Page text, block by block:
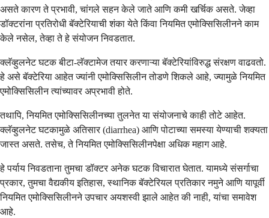
असते कारण ते प्रभावी, चांगले सहन केले जाते आणि कमी खर्चिक असते. जेव्हा
डॉक्टरांना प्रतिरोधी बॅक्टेरियाची शंका येते किंवा नियमित एमोक्सिसिलीनने काम
केले नसेल, तेव्हा ते हे संयोजन निवडतात.
क्लॅव्हुलनेट घटक बीटा-लॅक्टामेज तयार करणाऱ्या बॅक्टेरियांविरुद्ध संरक्षण वाढवतो.
हे असे बॅक्टेरिया आहेत ज्यांनी एमोक्सिसिलीन तोडणे शिकले आहे, ज्यामुळे नियमित
एमोक्सिसिलीन त्यांच्यावर अप्रभावी होते.
तथापि, नियमित एमोक्सिसिलीनच्या तुलनेत या संयोजनाचे काही तोटे आहेत.
क्लॅव्हुलनेट घटकामुळे अतिसार (diarrhea) आणि पोटाच्या समस्या येण्याची शक्यता
जास्त असते. तसेच, ते नियमित एमोक्सिसिलीनपेक्षा अधिक महाग आहे.
हे पर्याय निवडताना तुमचा डॉक्टर अनेक घटक विचारात घेतात. यामध्ये संसर्गाचा
प्रकार, तुमचा वैद्यकीय इतिहास, स्थानिक बॅक्टेरियल प्रतिकार नमुने आणि यापूर्वी
नियमित एमोक्सिसिलीनने उपचार अयशस्वी झाले आहेत की नाही, यांचा समावेश
आहे.